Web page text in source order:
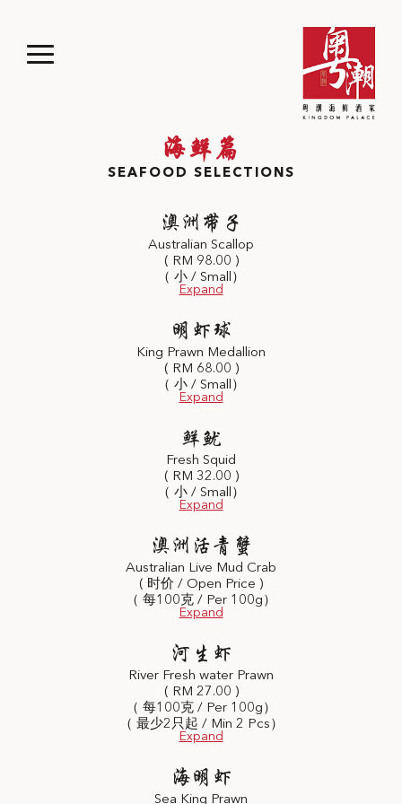
海鲜篇
SEAFOOD SELECTIONS
澳洲带子
Australian Scallop
( RM 98.00 )
（ 小 / Small）
明虾球
King Prawn Medallion
( RM 68.00 )
（ 小 / Small）
鲜鱿
Fresh Squid
( RM 32.00 )
（ 小 / Small）
澳洲活青蟹
Australian Live Mud Crab
( 时价 / Open Price )
（ 每100克 / Per 100g）
河生虾
River Fresh water Prawn
( RM 27.00 )
（ 每100克 / Per 100g）
（ 最少2只起 / Min 2 Pcs）
海明虾
Sea King Prawn